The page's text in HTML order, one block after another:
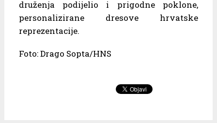
druženja podijelio i prigodne poklone,
personalizirane dresove hrvatske
reprezentacije.
Foto: Drago Sopta/HNS